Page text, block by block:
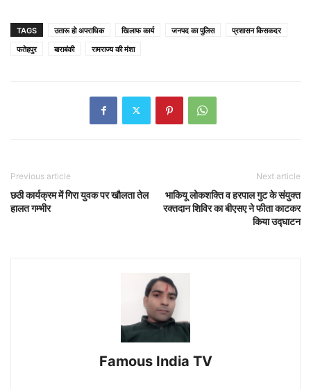
TAGS उतारू हो अपराधिक खिलाफ कार्य जनपद का पुलिस
प्रशासन किसकदर
फतेहपुर
बाराबंकी रामराज्य की मंशा
Previous article
छठी कार्यक्रम में गिरा युवक पर खौलता तेल
हालत गम्भीर
Next article
भाकियू लोकशक्ति व हरपाल गुट के संयुक्त
रक्तदान शिविर का बीएसए ने फीता काटकर
किया उद्घाटन
Famous India TV